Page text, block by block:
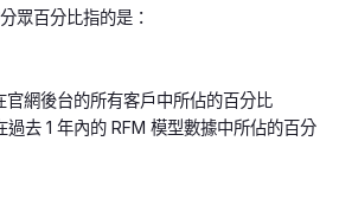
眾百分比指的是：
官網後台的所有客戶中所佔的百分比
過去 1 年內的 RFM 模型數據中所佔的百分